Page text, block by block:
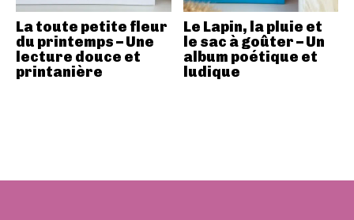
La toute petite fleur
du printemps – Une
lecture douce et
printanière
Le Lapin, la pluie et
le sac à goûter – Un
album poétique et
ludique